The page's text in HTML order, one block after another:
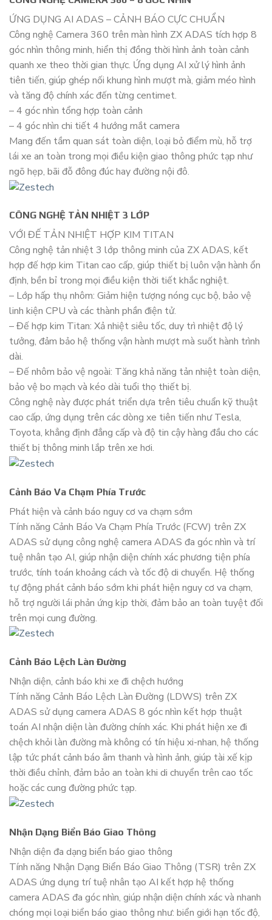
ỨNG DỤNG AI ADAS – CẢNH BÁO CỰC CHUẨN
Công nghệ Camera 360 trên màn hình ZX ADAS tích hợp 8
góc nhìn thông minh, hiển thị đồng thời hình ảnh toàn cảnh
quanh xe theo thời gian thực. Ứng dụng AI xử lý hình ảnh
tiên tiến, giúp ghép nối khung hình mượt mà, giảm méo hình
và tăng độ chính xác đến từng centimet.
– 4 góc nhìn tổng hợp toàn cảnh
– 4 góc nhìn chi tiết 4 hướng mắt camera
Mang đến tầm quan sát toàn diện, loại bỏ điểm mù, hỗ trợ
lái xe an toàn trong mọi điều kiện giao thông phức tạp như
ngõ hẹp, bãi đỗ đông đúc hay đường nội đô.
CÔNG NGHỆ TẢN NHIỆT 3 LỚP
VỚI ĐẾ TẢN NHIỆT HỢP KIM TITAN
Công nghệ tản nhiệt 3 lớp thông minh của ZX ADAS, kết
hợp đế hợp kim Titan cao cấp, giúp thiết bị luôn vận hành ổn
định, bền bỉ trong mọi điều kiện thời tiết khắc nghiệt.
– Lớp hấp thụ nhôm: Giảm hiện tượng nóng cục bộ, bảo vệ
linh kiện CPU và các thành phần điện tử.
– Đế hợp kim Titan: Xả nhiệt siêu tốc, duy trì nhiệt độ lý
tưởng, đảm bảo hệ thống vận hành mượt mà suốt hành trình
dài.
– Đế nhôm bảo vệ ngoài: Tăng khả năng tản nhiệt toàn diện,
bảo vệ bo mạch và kéo dài tuổi thọ thiết bị.
Công nghệ này được phát triển dựa trên tiêu chuẩn kỹ thuật
cao cấp, ứng dụng trên các dòng xe tiên tiến như Tesla,
Toyota, khẳng định đẳng cấp và độ tin cậy hàng đầu cho các
thiết bị thông minh lắp trên xe hơi.
Cảnh Báo Va Chạm Phía Trước
Phát hiện và cảnh báo nguy cơ va chạm sớm
Tính năng Cảnh Báo Va Chạm Phía Trước (FCW) trên ZX
ADAS sử dụng công nghệ camera ADAS đa góc nhìn và trí
tuệ nhân tạo AI, giúp nhận diện chính xác phương tiện phía
trước, tính toán khoảng cách và tốc độ di chuyển. Hệ thống
tự động phát cảnh báo sớm khi phát hiện nguy cơ va chạm,
hỗ trợ người lái phản ứng kịp thời, đảm bảo an toàn tuyệt đối
trên mọi cung đường.
Cảnh Báo Lệch Làn Đường
Nhận diện, cảnh báo khi xe đi chệch hướng
Tính năng Cảnh Báo Lệch Làn Đường (LDWS) trên ZX
ADAS sử dụng camera ADAS 8 góc nhìn kết hợp thuật
toán AI nhận diện làn đường chính xác. Khi phát hiện xe đi
chệch khỏi làn đường mà không có tín hiệu xi-nhan, hệ thống
lập tức phát cảnh báo âm thanh và hình ảnh, giúp tài xế kịp
thời điều chỉnh, đảm bảo an toàn khi di chuyển trên cao tốc
hoặc các cung đường phức tạp.
Nhận Dạng Biển Báo Giao Thông
Nhận diện đa dạng biển báo giao thông
Tính năng Nhận Dạng Biển Báo Giao Thông (TSR) trên ZX
ADAS ứng dụng trí tuệ nhân tạo AI kết hợp hệ thống
camera ADAS đa góc nhìn, giúp nhận diện chính xác và nhanh
chóng mọi loại biển báo giao thông như: biển giới hạn tốc độ,